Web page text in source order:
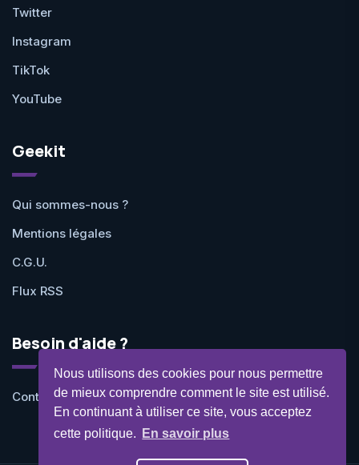
Nous utilisons des cookies pour nous permettre
de mieux comprendre comment le site est utilisé.
En continuant à utiliser ce site, vous acceptez
cette politique.
En savoir plus
Twitter
Instagram
TikTok
YouTube
Geekit
Qui sommes-nous ?
Mentions légales
C.G.U.
Flux RSS
Besoin d'aide ?
Contactez-nous